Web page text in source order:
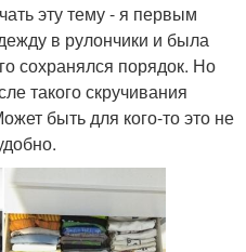
эту тему - я первым
в рулончики и была
сохранялся порядок. Но
такого скручивания
быть для кого-то это не